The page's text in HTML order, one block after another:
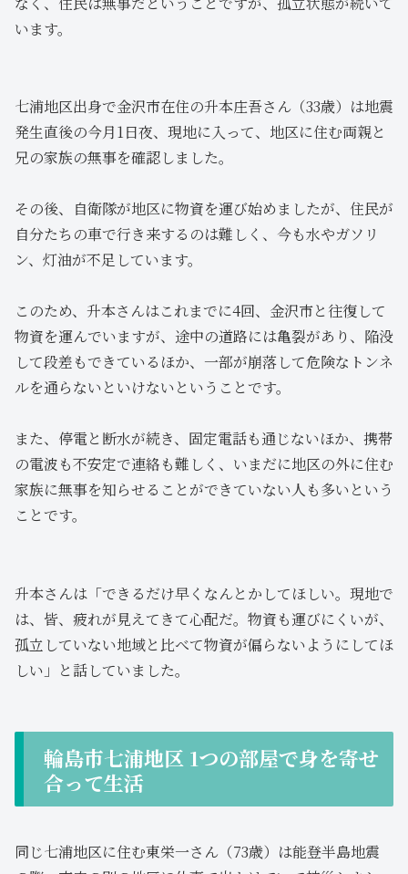
います。
七浦地区出身で金沢市在住の升本庄吾さん（33歳）は地震
発生直後の今月1日夜、現地に入って、地区に住む両親と
兄の家族の無事を確認しました。
その後、自衛隊が地区に物資を運び始めましたが、住民が
自分たちの車で行き来するのは難しく、今も水やガソリ
ン、灯油が不足しています。
このため、升本さんはこれまでに4回、金沢市と往復して
物資を運んでいますが、途中の道路には亀裂があり、陥没
して段差もできているほか、一部が崩落して危険なトンネ
ルを通らないといけないということです。
また、停電と断水が続き、固定電話も通じないほか、携帯
の電波も不安定で連絡も難しく、いまだに地区の外に住む
家族に無事を知らせることができていない人も多いという
ことです。
升本さんは「できるだけ早くなんとかしてほしい。現地で
は、皆、疲れが見えてきて心配だ。物資も運びにくいが、
孤立していない地域と比べて物資が偏らないようにしてほ
しい」と話していました。
輪島市七浦地区 1つの部屋で身を寄せ
合って生活
同じ七浦地区に住む東栄一さん（73歳）は能登半島地震